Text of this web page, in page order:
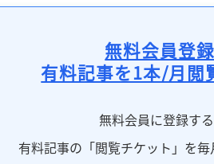
無料会員登
有料記事を1本/月閲
無料会員に登録する
有料記事の「閲覧チケット」を毎